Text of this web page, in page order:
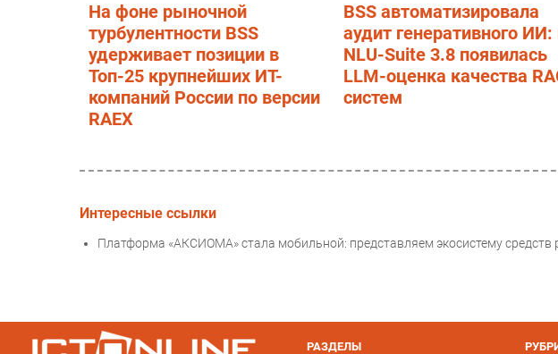
На фоне рыночной
турбулентности BSS
удерживает позиции в
Топ-25 крупнейших ИТ-
компаний России по версии
RAEX
BSS автоматизировала
аудит генеративного ИИ:
NLU-Suite 3.8 появилась
LLM-оценка качества
систем
Интересные ссылки
Платформа «АКСИОМА» стала мобильной: представляем экосистему
РАЗДЕЛЫ